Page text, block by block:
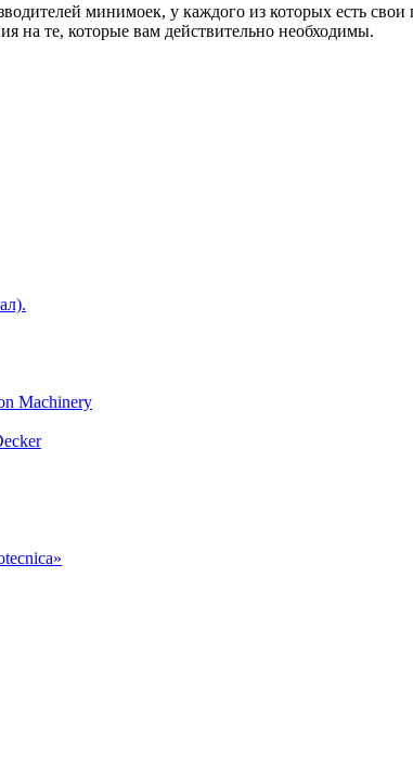
минимоек, у каждого из которых есть
на те, которые вам действительно необходимы.
Machinery